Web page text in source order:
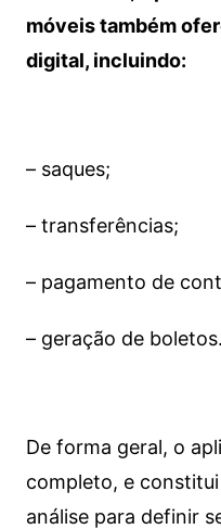
móveis também
digital, incluindo:
– saques;
– transferências;
– pagamento de
– geração de boletos.
De forma geral, o
completo, e
análise para definir